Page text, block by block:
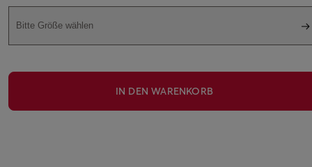
Bitte Größe wählen
IN DEN WARENKORB